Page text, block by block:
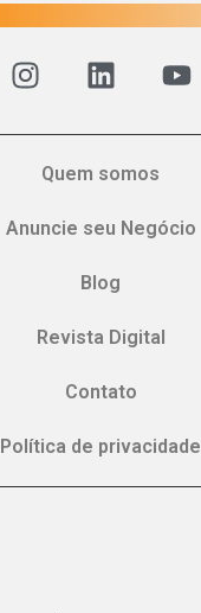
Quem somos
Anuncie seu Negócio
Blog
Revista Digital
Contato
Política de privacidade